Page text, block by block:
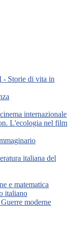
Storie di vita in
internazionale
L'ecologia nel film
italiana del
e matematica
italiano
moderne